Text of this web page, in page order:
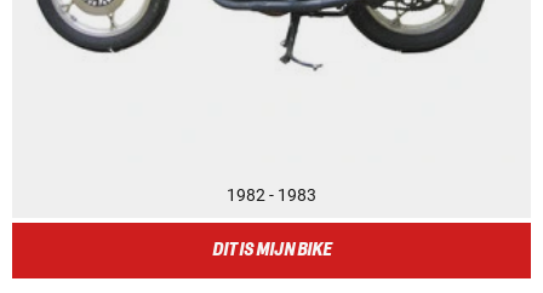
1982 - 1983
DIT IS MIJN BIKE